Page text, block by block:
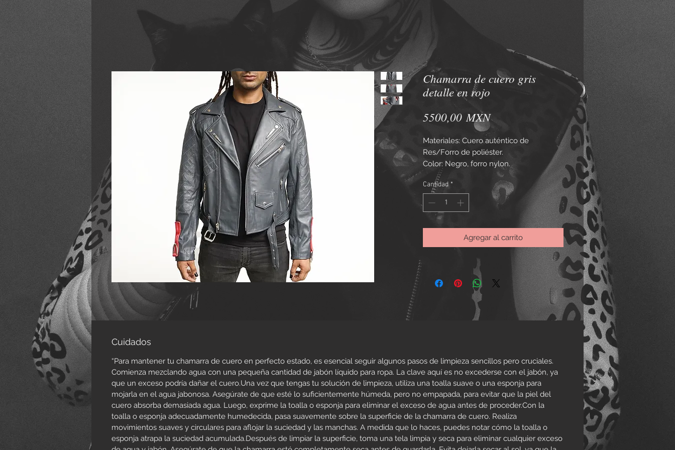
Chamarra de cuero gris
detalle en rojo
5500,00 MXNPrecio
Materiales: Cuero auténtico de
Res/Forro de poliéster.
Color: Negro, forro nylon.
Tallas disponibles: De la XS a la XL.
Se entrega en su funda protectora y kit
de limpieza.
A principios de 1900, los aviadores y
miembros del ejército utilizaban este
tipo de chaquetas de piel para
resguardarse del frío, pero fue durante
la Segunda Guerra Mundial cuando
adquirieron el nombre de “chaquetas de
Estas cazadoras eran
perfectas para proteger a los
soldados y oficiales de las bajas
Cantidad *
Agregar al carrito
Cuidados
“Para mantener tu chamarra de cuero en perfecto estado, es esencial seguir algunos pasos de limpieza sencillos pero cruciales.
Comienza mezclando agua con una pequeña cantidad de jabón líquido para ropa. La clave aquí es no excederse con el jabón, ya
que un exceso podría dañar el cuero.Una vez que tengas tu solución de limpieza, utiliza una toalla suave o una esponja para
mojarla en el agua jabonosa. Asegúrate de que esté lo suficientemente húmeda, pero no empapada, para evitar que la piel del
cuero absorba demasiada agua. Luego, exprime la toalla o esponja para eliminar el exceso de agua antes de proceder.Con la
toalla o esponja adecuadamente humedecida, pasa suavemente sobre la superficie de la chamarra de cuero. Realiza
movimientos suaves y circulares para aflojar la suciedad y las manchas. A medida que lo haces, puedes notar cómo la toalla o
esponja atrapa la suciedad acumulada.Después de limpiar la superficie, toma una tela limpia y seca para eliminar cualquier exceso